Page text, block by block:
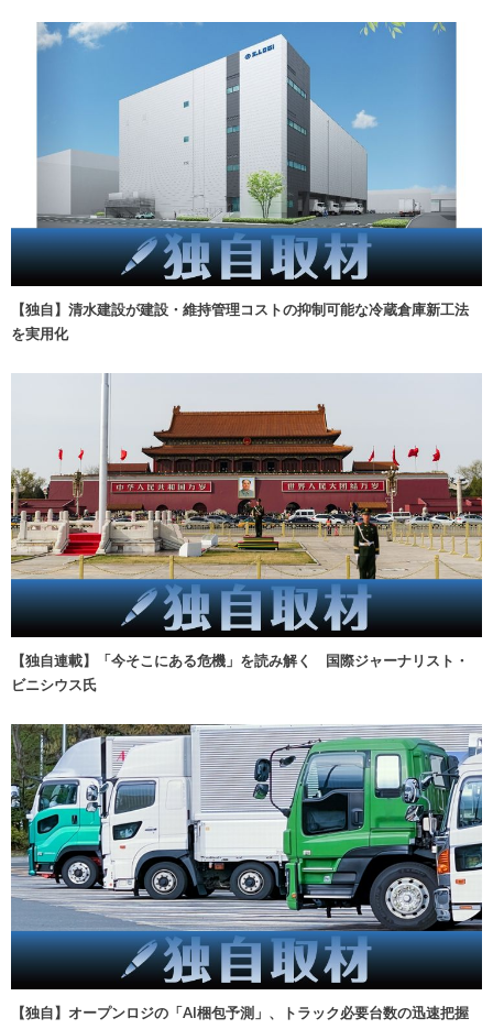
【独自】清水建設が建設・維持管理コストの抑制可能な冷蔵倉庫新工法
を実用化
【独自連載】「今そこにある危機」を読み解く 国際ジャーナリスト・
ビニシウス氏
【独自】オープンロジの「AI梱包予測」、トラック必要台数の迅速把握